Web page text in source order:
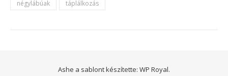
négylábúak
táplálkozás
Ashe a sablont készítette: WP Royal.